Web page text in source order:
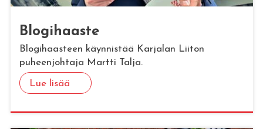
Blo­gi­haas­te
Blogihaasteen käynnistää Karjalan Liiton
puheenjohtaja Martti Talja.
Lue lisää